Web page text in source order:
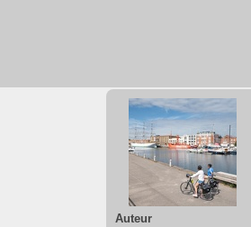
Auteur